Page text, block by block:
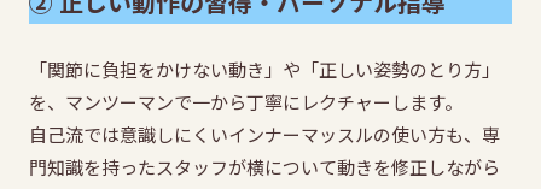
「関節に負担をかけない動き」や「正しい姿勢のとり方」
を、マンツーマンで一から丁寧にレクチャーします。
自己流では意識しにくいインナーマッスルの使い方も、専
門知識を持ったスタッフが横について動きを修正しながら